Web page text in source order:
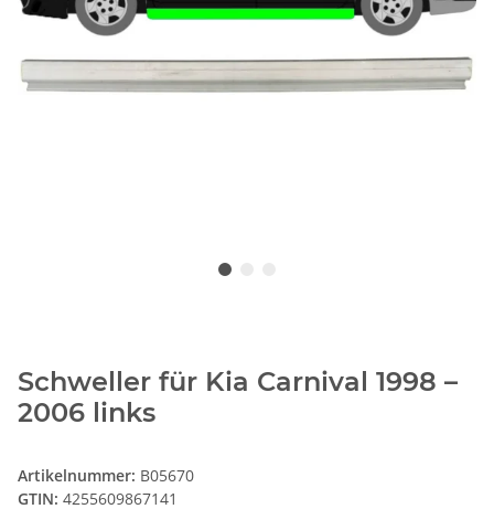
Schweller für Kia Carnival 1998 –
2006 links
Artikelnummer: B05670
GTIN: 4255609867141